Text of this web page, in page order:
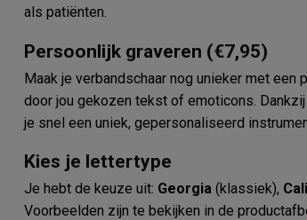
als patiënten.
Persoonlijk graveren (€7,95)
Maak je verbandschaar nog unieker met
door jou gekozen tekst of emoticons.
je snel een uniek, gepersonaliseerd
Kies je lettertype
Je hebt de keuze uit: Georgia (klassiek),
Voorbeelden zijn te bekijken in de